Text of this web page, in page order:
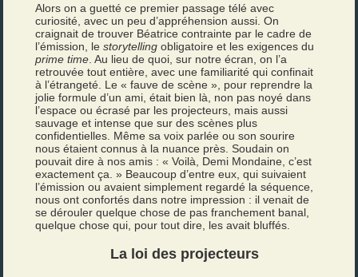
Alors on a guetté ce premier passage télé avec
curiosité, avec un peu d’appréhension aussi. On
craignait de trouver Béatrice contrainte par le cadre de
l’émission, lestorytelling obligatoire et les exigences du
prime time . Au lieu de quoi, sur notre écran, on l’a
retrouvée tout entière, avec une familiarité qui confinait
à l’étrangeté. Le « fauve de scène », pour reprendre la
jolie formule d’un ami, était bien là, non pas noyé dans
l’espace ou écrasé par les projecteurs, mais aussi
sauvage et intense que sur des scènes plus
confidentielles. Même sa voix parlée ou son sourire
nous étaient connus à la nuance près. Soudain on
pouvait dire à nos amis : « Voilà, Demi Mondaine, c’est
exactement ça. » Beaucoup d’entre eux, qui suivaient
l’émission ou avaient simplement regardé la séquence,
nous ont confortés dans notre impression : il venait de
se dérouler quelque chose de pas franchement banal,
quelque chose qui, pour tout dire, les avait bluffés.
La loi des projecteurs